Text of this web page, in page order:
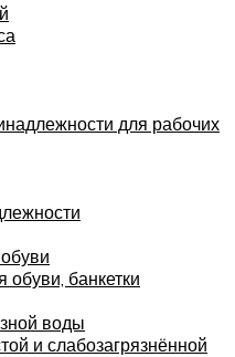
для рабочих
обуви, банкетки
воды
и слабозагрязнённой